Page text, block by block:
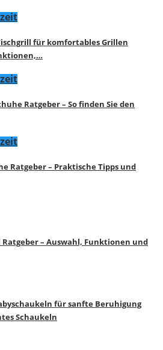
für komfortables Grillen
Ratgeber – So finden Sie den
Ratgeber – Praktische Tipps und
– Auswahl, Funktionen und
für sanfte Beruhigung
Schaukeln